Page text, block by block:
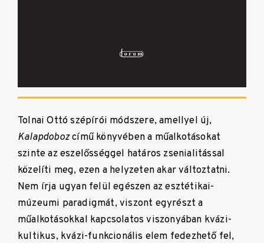
Tolnai Ottó szépírói módszere, amellyel új,
Kalapdobozcímű könyvében a műalkotásokat
szinte az eszelősséggel határos zsenialitással
közelíti meg, ezen a helyzeten akar változtatni.
Nem írja ugyan felül egészen az esztétikai-
múzeumi paradigmát, viszont egyrészt a
műalkotásokkal kapcsolatos viszonyában kvázi-
kultikus, kvázi-funkcionális elem fedezhető fel,